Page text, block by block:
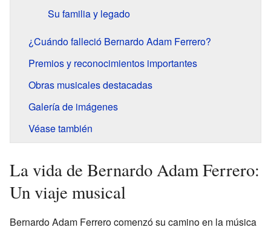
Su familia y legado
¿Cuándo falleció Bernardo Adam Ferrero?
Premios y reconocimientos importantes
Obras musicales destacadas
Galería de imágenes
Véase también
La vida de Bernardo Adam Ferrero:
Un viaje musical
Bernardo Adam Ferrero comenzó su camino en la música